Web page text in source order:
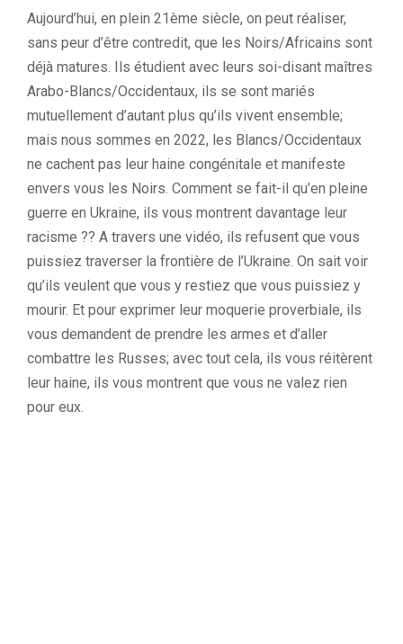
Aujourd’hui, en plein 21ème siècle, on peut réaliser,
sans peur d’être contredit, que les Noirs/Africains sont
déjà matures. Ils étudient avec leurs soi-disant maîtres
Arabo-Blancs/Occidentaux, ils se sont mariés
mutuellement d’autant plus qu’ils vivent ensemble;
mais nous sommes en 2022, les Blancs/Occidentaux
ne cachent pas leur haine congénitale et manifeste
envers vous les Noirs. Comment se fait-il qu’en pleine
guerre en Ukraine, ils vous montrent davantage leur
racisme ?? A travers une vidéo, ils refusent que vous
puissiez traverser la frontière de l’Ukraine. On sait voir
qu’ils veulent que vous y restiez que vous puissiez y
mourir. Et pour exprimer leur moquerie proverbiale, ils
vous demandent de prendre les armes et d’aller
combattre les Russes; avec tout cela, ils vous réitèrent
leur haine, ils vous montrent que vous ne valez rien
pour eux.